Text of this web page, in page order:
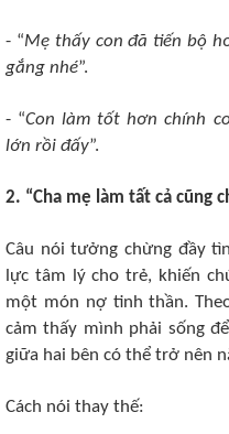
- “Mẹ thấy con đã tiến bộ
gắng nhé”.
- “Con làm tốt hơn chính
lớn rồi đấy”.
2. “Cha mẹ làm tất cả cũng
Câu nói tưởng chừng đầy
lực tâm lý cho trẻ, khiến
một món nợ tinh thần.
cảm thấy mình phải sống
giữa hai bên có thể trở nên
Cách nói thay thế: